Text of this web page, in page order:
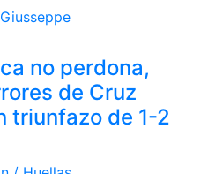
no perdona,
de Cruz
triunfazo de 1-2